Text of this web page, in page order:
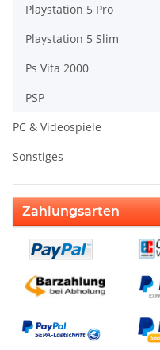
Playstation 5 Pro
Playstation 5 Slim
Ps Vita 2000
PSP
PC & Videospiele
Sonstiges
Zahlungsarten